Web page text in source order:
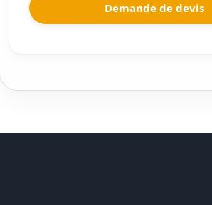
Demande de devis